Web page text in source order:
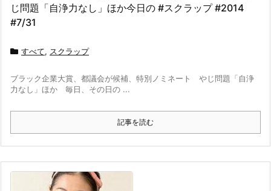
じ問題「自浄力なし」ほか今日の #スクラップ #2014
#7/31
すべて, スクラップ
ブラック企業大賞、都議会が候補、特別ノミネート やじ問題「自浄
力なし」ほか 毎日、その日の ...
記事を読む